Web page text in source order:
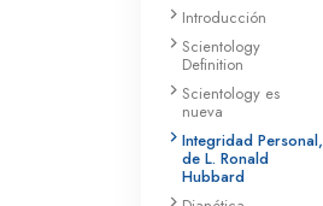
Introducción
Scientology
Definition
Scientology es
nueva
Integridad Personal,
de L. Ronald
Hubbard